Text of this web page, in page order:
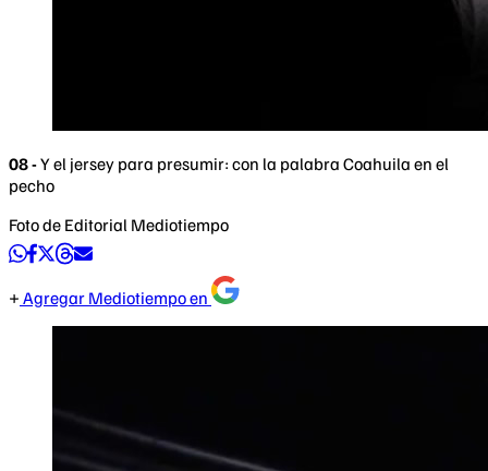
08 -Y el jersey para presumir: con la palabra Coahuila en el
pecho
Foto de Editorial Mediotiempo
Agregar Mediotiempo en